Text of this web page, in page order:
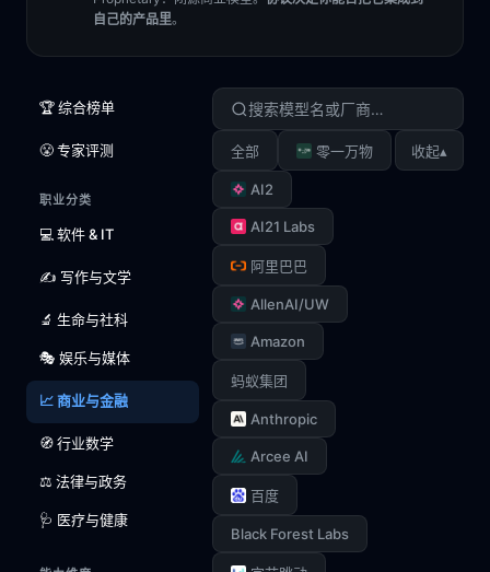
自己的产品里。
🏆 综合榜单
😤 专家评测
职业分类
💻 软件 & IT
✍️ 写作与文学
🔬 生命与社科
🎭 娱乐与媒体
📈 商业与金融
🧭 行业数学
⚖️ 法律与政务
🩺 医疗与健康
全部 零一万物
AI2
AI21 Labs
阿里巴巴
AllenAI/UW
Amazon
蚂蚁集团
Anthropic
Arcee AI
百度
Black Forest Labs
收起▴